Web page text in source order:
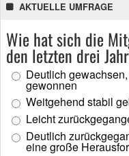
AKTUELLE UMFRAGE
Wie hat sich die
den letzten drei
Deutlich
gewonnen
Weitgehend stabil
Leicht
Deutlich
eine große